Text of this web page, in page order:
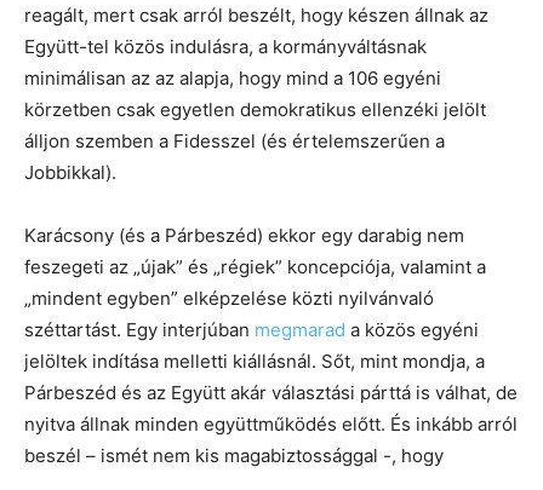
reagált, mert csak arról beszélt, hogy készen állnak az
Együtt-tel közös indulásra, a kormányváltásnak
minimálisan az az alapja, hogy mind a 106 egyéni
körzetben csak egyetlen demokratikus ellenzéki jelölt
álljon szemben a Fidesszel (és értelemszerűen a
Jobbikkal).
Karácsony (és a Párbeszéd) ekkor egy darabig nem
feszegeti az „újak” és „régiek” koncepciója, valamint a
„mindent egyben” elképzelése közti nyilvánvaló
széttartást. Egy interjúban megmarad a közös egyéni
jelöltek indítása melletti kiállásnál. Sőt, mint mondja, a
Párbeszéd és az Együtt akár választási párttá is válhat, de
nyitva állnak minden együttműködés előtt. És inkább arról
beszél – ismét nem kis magabiztossággal -, hogy